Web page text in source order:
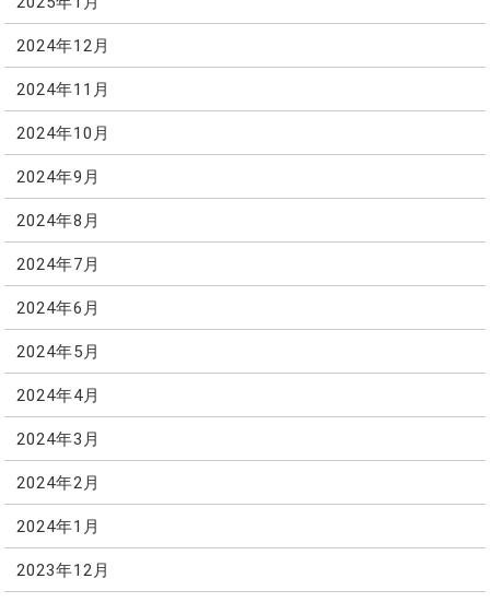
2024年12月
2024年11月
2024年10月
2024年9月
2024年8月
2024年7月
2024年6月
2024年5月
2024年4月
2024年3月
2024年2月
2024年1月
2023年12月